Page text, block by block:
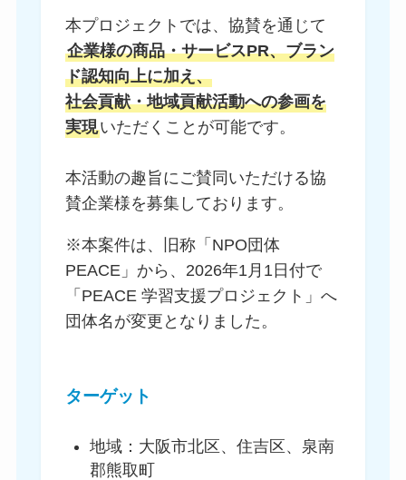
本プロジェクトでは、協賛を通じて
企業様の商品・サービスPR、ブラン
ド認知向上に加え、
社会貢献・地域貢献活動への参画を
実現いただくことが可能です。
本活動の趣旨にご賛同いただける協
賛企業様を募集しております。
※本案件は、旧称「NPO団体
PEACE」から、2026年1月1日付で
「PEACE 学習支援プロジェクト」へ
団体名が変更となりました。
ターゲット
地域：大阪市北区、住吉区、泉南
郡熊取町